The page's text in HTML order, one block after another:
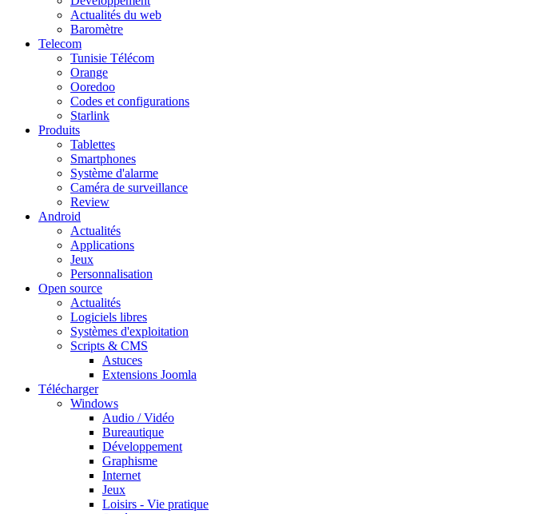
Actualités du web
Baromètre
Telecom
Tunisie Télécom
Orange
Ooredoo
Codes et configurations
Starlink
Produits
Tablettes
Smartphones
Système d'alarme
Caméra de surveillance
Review
Android
Actualités
Applications
Jeux
Personnalisation
Open source
Actualités
Logiciels libres
Systèmes d'exploitation
Scripts & CMS
Astuces
Extensions Joomla
Télécharger
Windows
Audio / Vidéo
Bureautique
Développement
Graphisme
Internet
Jeux
Loisirs - Vie pratique